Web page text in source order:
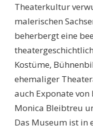
Theaterkultur
malerischen
beherbergt eine
Kostüme,
ehemaliger
auch Exponate
Monica Bleibtreu
Das Museum ist in